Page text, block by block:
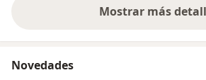
Mostrar mássobre la
Novedades